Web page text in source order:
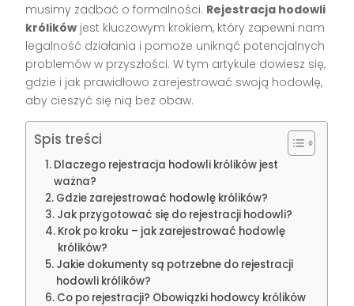
musimy zadbać o formalności. Rejestracja hodowli
królików jest kluczowym krokiem, który zapewni nam
legalność działania i pomoże uniknąć potencjalnych
problemów w przyszłości. W tym artykule dowiesz się,
gdzie i jak prawidłowo zarejestrować swoją hodowlę,
aby cieszyć się nią bez obaw.
Spis treści
Dlaczego rejestracja hodowli królików jest
ważna?
Gdzie zarejestrować hodowlę królików?
Jak przygotować się do rejestracji hodowli?
Krok po kroku – jak zarejestrować hodowlę
królików?
Jakie dokumenty są potrzebne do rejestracji
hodowli królików?
Co po rejestracji? Obowiązki hodowcy królików